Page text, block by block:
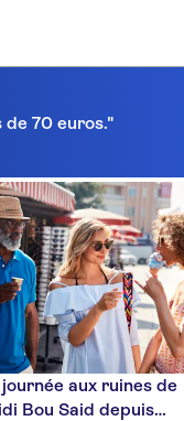
70 euros."
aux ruines de
Bou Said depuis